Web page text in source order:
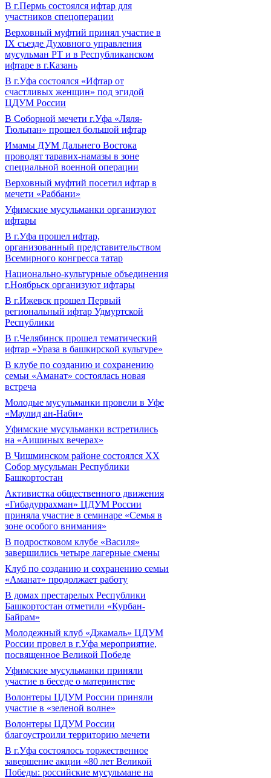
В г.Пермь состоялся ифтар для
участников спецоперации
Верховный муфтий принял участие в
IХ съезде Духовного управления
мусульман РТ и в Республиканском
ифтаре в г.Казань
В г.Уфа состоялся «Ифтар от
счастливых женщин» под эгидой
ЦДУМ России
В Соборной мечети г.Уфа «Ляля-
Тюльпан» прошел большой ифтар
Имамы ДУМ Дальнего Востока
проводят таравих-намазы в зоне
специальной военной операции
Верховный муфтий посетил ифтар в
мечети «Раббани»
Уфимские мусульманки организуют
ифтары
В г.Уфа прошел ифтар,
организованный представительством
Всемирного конгресса татар
Национально-культурные объединения
г.Ноябрьск организуют ифтары
В г.Ижевск прошел Первый
региональный ифтар Удмуртской
Республики
В г.Челябинск прошел тематический
ифтар «Ураза в башкирской культуре»
В клубе по созданию и сохранению
семьи «Аманат» состоялась новая
встреча
Молодые мусульманки провели в Уфе
«Маулид ан-Наби»
Уфимские мусульманки встретились
на «Аишиных вечерах»
В Чишминском районе состоялся XX
Собор мусульман Республики
Башкортостан
Активистка общественного движения
«Гибадуррахман» ЦДУМ России
приняла участие в семинаре «Семья в
зоне особого внимания»
В подростковом клубе «Василя»
завершились четыре лагерные смены
Клуб по созданию и сохранению семьи
«Аманат» продолжает работу
В домах престарелых Республики
Башкортостан отметили «Курбан-
Байрам»
Молодежный клуб «Джамаль» ЦДУМ
России провел в г.Уфа мероприятие,
посвященное Великой Победе
Уфимские мусульманки приняли
участие в беседе о материнстве
Волонтеры ЦДУМ России приняли
участие в «зеленой волне»
Волонтеры ЦДУМ России
благоустроили территорию мечети
В г.Уфа состоялось торжественное
завершение акции «80 лет Великой
Победы: российские мусульмане на